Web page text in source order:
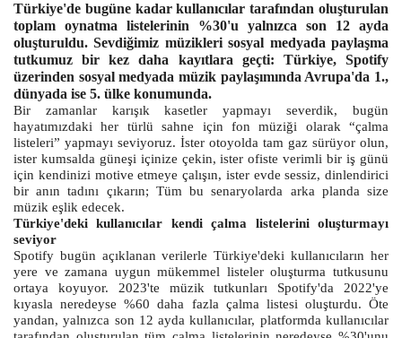
Türkiye'de bugüne kadar kullanıcılar tarafından oluşturulan
toplam oynatma listelerinin %30'u yalnızca son 12 ayda
oluşturuldu. Sevdiğimiz müzikleri sosyal medyada paylaşma
tutkumuz bir kez daha kayıtlara geçti: Türkiye, Spotify
üzerinden sosyal medyada müzik paylaşımında Avrupa'da 1.,
dünyada ise 5. ülke konumunda.
Bir zamanlar karışık kasetler yapmayı severdik, bugün
hayatımızdaki her türlü sahne için fon müziği olarak “çalma
listeleri” yapmayı seviyoruz. İster otoyolda tam gaz sürüyor olun,
ister kumsalda güneşi içinize çekin, ister ofiste verimli bir iş günü
için kendinizi motive etmeye çalışın, ister evde sessiz, dinlendirici
bir anın tadını çıkarın; Tüm bu senaryolarda arka planda size
müzik eşlik edecek.
Türkiye'deki kullanıcılar kendi çalma listelerini oluşturmayı
seviyor
Spotify bugün açıklanan verilerle Türkiye'deki kullanıcıların her
yere ve zamana uygun mükemmel listeler oluşturma tutkusunu
ortaya koyuyor. 2023'te müzik tutkunları Spotify'da 2022'ye
kıyasla neredeyse %60 daha fazla çalma listesi oluşturdu. Öte
yandan, yalnızca son 12 ayda kullanıcılar, platformda kullanıcılar